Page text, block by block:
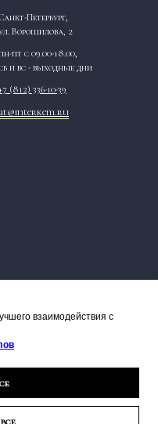
взаимодействия с
Петербург,
Ворошилова, 2
пт с 09.00-18.00,
и вс - выходные дни
(812) 336-10-39
at@interkem.ru
9:00–